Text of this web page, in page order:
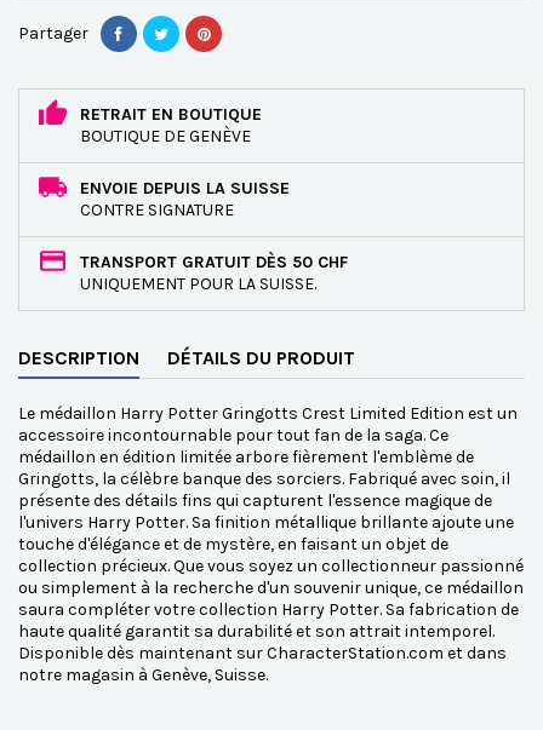
Partager
RETRAIT EN BOUTIQUE
BOUTIQUE DE GENÈVE
ENVOIE DEPUIS LA SUISSE
CONTRE SIGNATURE
TRANSPORT GRATUIT DÈS 50 CHF
UNIQUEMENT POUR LA SUISSE.
DESCRIPTION DÉTAILS DU PRODUIT
Le médaillon Harry Potter Gringotts Crest Limited Edition est un
accessoire incontournable pour tout fan de la saga. Ce
médaillon en édition limitée arbore fièrement l'emblème de
Gringotts, la célèbre banque des sorciers. Fabriqué avec soin, il
présente des détails fins qui capturent l'essence magique de
l'univers Harry Potter. Sa finition métallique brillante ajoute une
touche d'élégance et de mystère, en faisant un objet de
collection précieux. Que vous soyez un collectionneur passionné
ou simplement à la recherche d'un souvenir unique, ce médaillon
saura compléter votre collection Harry Potter. Sa fabrication de
haute qualité garantit sa durabilité et son attrait intemporel.
Disponible dès maintenant sur CharacterStation.com et dans
notre magasin à Genève, Suisse.